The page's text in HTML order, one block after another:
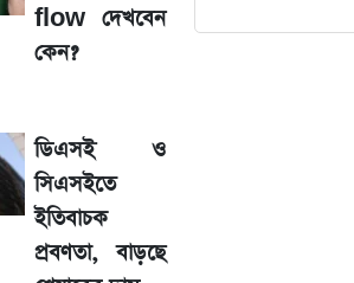
flow দেখবেন
কেন?
ডিএসই ও
সিএসইতে
ইতিবাচক
প্রবণতা, বাড়ছে